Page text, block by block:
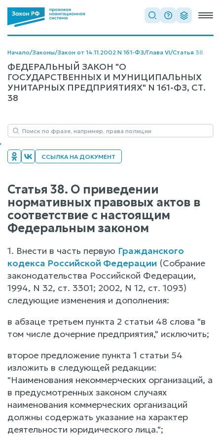
Начало/Законы/Закон от 14.11.2002 N 161-ФЗ/Глава VI/Статья 38
ФЕДЕРАЛЬНЫЙ ЗАКОН "О
ГОСУДАРСТВЕННЫХ И МУНИЦИПАЛЬНЫХ
УНИТАРНЫХ ПРЕДПРИЯТИЯХ" N 161-ФЗ, СТ.
38
ССЫЛКА НА ДОКУМЕНТ
Статья 38. О приведении
нормативных правовых актов в
соответствие с настоящим
Федеральным законом
1. Внести в часть первую Гражданского
кодекса Российской Федерации (Собрание
законодательства Российской Федерации,
1994, N 32, ст. 3301; 2002, N 12, ст. 1093)
следующие изменения и дополнения:
в абзаце третьем пункта 2 статьи 48 слова "в
том числе дочерние предприятия," исключить;
второе предложение пункта 1 статьи 54
изложить в следующей редакции:
"Наименования некоммерческих организаций, а
в предусмотренных законом случаях
наименования коммерческих организаций
должны содержать указание на характер
деятельности юридического лица.";